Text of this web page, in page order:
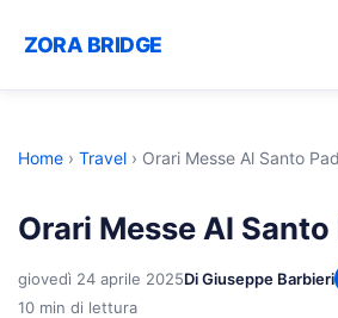
ZORA BRIDGE
Home › Travel › Orari Messe Al Santo
Orari Messe Al Santo
giovedì 24 aprile 2025Di Giuseppe Barbieri
10 min di lettura